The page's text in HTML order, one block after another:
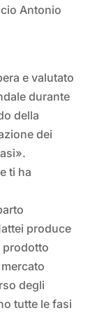
Antonio
e valutato
durante
della
dei
ti ha
produce
prodotto
degli
tutte le fasi